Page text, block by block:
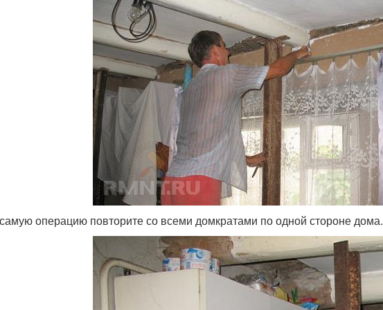
операцию повторите со всеми домкратами по одной стороне дома.